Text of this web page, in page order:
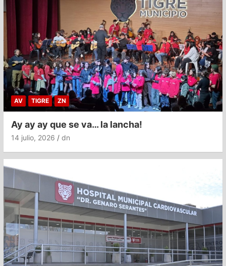
AV TIGRE ZN
Ay ay ay que se va… la lancha!
14 julio, 2026 dn